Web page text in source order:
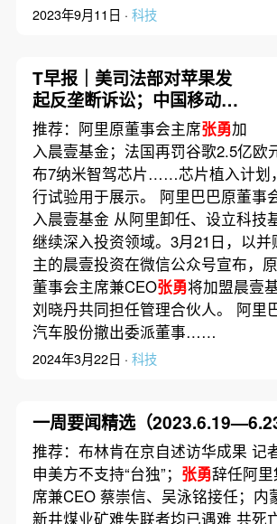
2023年9月11日 · 科技
T早报｜美司法部对苹果发
起反垄断诉讼；中国移动年
营收首次突破万亿元；英特
尔获美国政府85亿美元补贴
推荐：阿里原董事会主席张勇加
入晨壹基金；法国再罚谷歌2.5亿欧
布7纳米智驾芯片……芯片植入计划
行试验用于展示。 阿里巴巴原董事
入晨壹基金 从阿里卸任、设立科技
继续深入投资领域。3月21日，以并
主的晨壹投资在微信公众号宣布，
董事会主席兼CEO张勇将加盟晨壹
刘晓丹共同担任管理合伙人。 阿里
汽车股份撤出委派董事……
2024年3月22日 · 科技
一周要闻精选（2023.6.19—6.23
推荐：布林肯在京自述访华成果 记
申美方不支持“台独”； 张勇辞任阿
席兼CEO 蔡崇信、吴泳铭接任；内
新井煤业矿难失联者均已遇难 共